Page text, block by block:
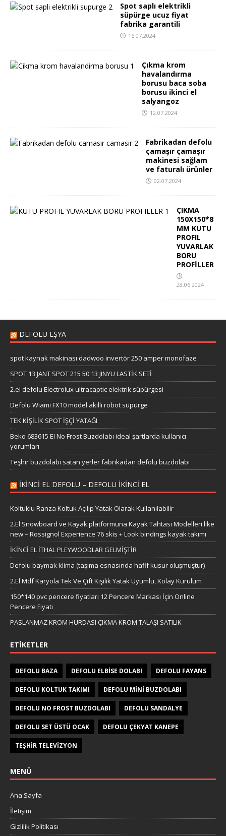
Spot saplı elektrikli
süpürge ucuz fiyat
fabrika garantili
16.07.2024
Çıkma krom
havalandırma
borusu baca soba
borusu ikinci el
salyangoz
12.07.2024
Fabrikadan defolu
çamaşır çamaşır
makinesi sağlam
ve faturalı ürünler
02.07.2024
ÇIKMA
150X150*8
MM KUTU
PROFIL
YUVARLAK
BORU
PROFİLLER
28.06.2024
DEFOLU EŞYA
spot kaynak makinası dadwoo invertör 250 amper monofaze
SPOT 13 JANT SPOT 215 50 13 JINYU LASTİK SETİ
2.el defolu Electrolux ultracaptic elektrik süpürgesi
Defolu Wiami FX10 model akıllı robot süpürge
TEK KİŞİLİK SPOT İŞÇİ YATAĞI
Beko 683615 EI No Frost Buzdolabı ideal şartlarda kullanıcı
yorumları
Teşhir buzdolabı satan yerler fabrikadan defolu buzdolabı
IKINCI EL DEFOLU – DEFOLU IKINCI EL
Koltuklu Ranza Koltuk Açılıp Yatak Olarak Kullanılabilir
2.El Snowboard ve Kayak platformuna Kayak Tahtası Modelleri like
new – Rossignol Experience 76 skis + Look bindings kayak takımı
İKİNCİ EL İTHAL PLEYWOODLAR GELMİŞTİR
Defolu baymak klima (taşıma esnasında hafif kusur oluşmuştur)
2.El Mdf Karyola Tek Ve Çift Kişilik Yatak Uyumlu, Kolay Kurulum
150*140 pvc pencere fiyatları 12 Pencere Markası İçin Online
Pencere Fiyatı
PASLANMAZ KROM HURDASI ÇIKMA KROM TALAŞI SATILIK
ETIKETLER
DEFOLU BAZA DEFOLU ELBISE DOLABI DEFOLU FAYANS
DEFOLU KOLTUK TAKIMI DEFOLU MINI BUZDOLABI
DEFOLU NO FROST BUZDOLABI DEFOLU SANDALYE
DEFOLU SET ÜSTÜ OCAK DEFOLU ÇEKYAT KANEPE
TEŞHIR TELEVIZYON
MENÜ
Ana Sayfa
İletişim
Gizlilik Politikası